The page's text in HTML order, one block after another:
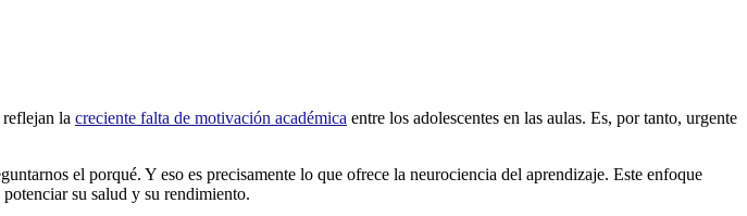
reflejan la creciente falta de motivación académica entre los adolescentes en las aulas. Es, por tanto, urgente
el porqué. Y eso es precisamente lo que ofrece la neurociencia del aprendizaje. Este enfoque
su salud y su rendimiento.